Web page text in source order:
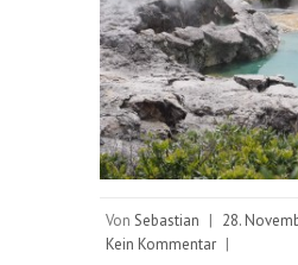
Von Sebastian | 28.
Kein Kommentar |